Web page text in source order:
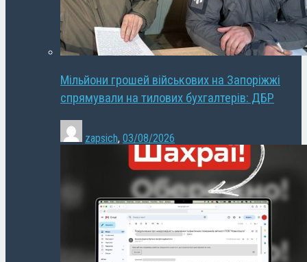
Мільйони грошей військових на Запоріжжі
спрямували на тилових бухгалтерів: ДБР
zapsich, 03/08/2026